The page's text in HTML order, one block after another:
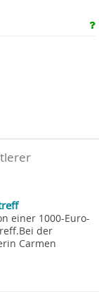
einer 1000-Euro-
der
Carmen